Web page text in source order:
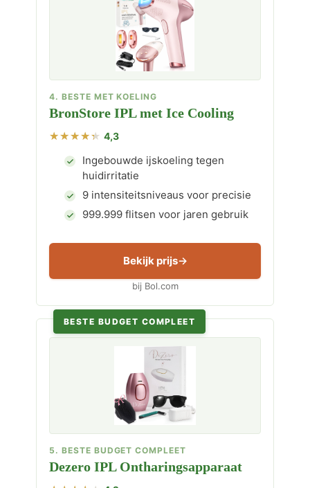
4. BESTE MET KOELING
BronStore IPL met Ice Cooling
4,3
Ingebouwde ijskoeling tegen
huidirritatie
9 intensiteitsniveaus voor precisie
999.999 flitsen voor jaren gebruik
Bekijk prijs
bij Bol.com
BESTE BUDGET COMPLEET
5. BESTE BUDGET COMPLEET
Dezero IPL Ontharingsapparaat